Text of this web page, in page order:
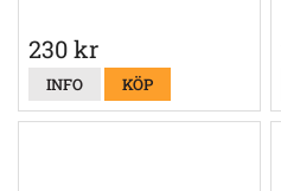
230 kr
INFO KÖP